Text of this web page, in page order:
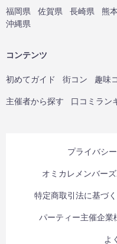
福岡県
佐賀県 長崎県 熊
沖縄県
コンテンツ
初めてガイド 街コン 趣味
主催者から探す 口コミラン
プライバシ
オミカレメンバー
特定商取引法に基づ
パーティー主催企業
よ